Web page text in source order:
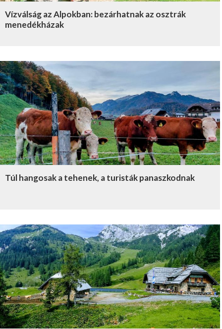
Vízválság az Alpokban: bezárhatnak az osztrák
menedékházak
Túl hangosak a tehenek, a turisták panaszkodnak